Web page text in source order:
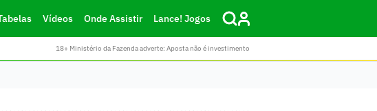
Vídeos Onde Assistir Lance! Jogos
18+ Ministério da Fazenda adverte: Aposta não é investimento